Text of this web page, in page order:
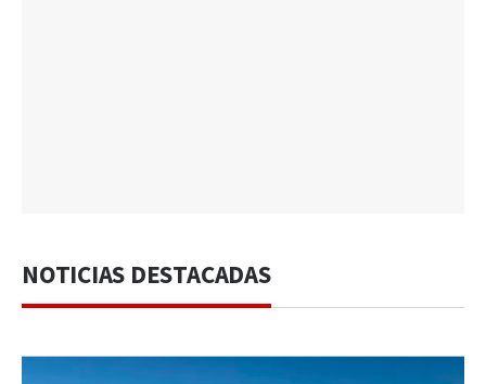
NOTICIAS DESTACADAS